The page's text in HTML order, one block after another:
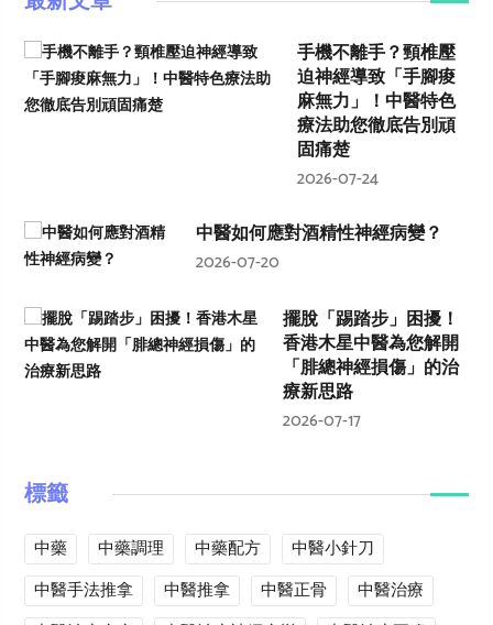
手機不離手？頸椎壓
迫神經導致「手腳痠
麻無力」！中醫特色
療法助您徹底告別頑
固痛楚
2026-07-24
中醫如何應對酒精性神經病變？
2026-07-20
擺脫「踢踏步」困擾！
香港木星中醫為您解開
「腓總神經損傷」的治
療新思路
2026-07-17
標籤
中藥 中藥調理 中藥配方
中醫小針刀
中醫手法推拿
中醫推拿 中醫正骨
中醫治療